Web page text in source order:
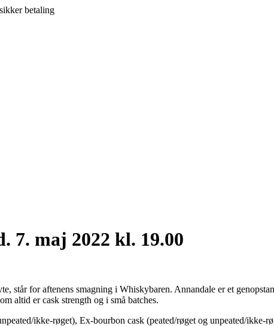
betaling
7. maj 2022 kl. 19.00
står for aftenens smagning i Whiskybaren. Annandale er et
altid er cask strength og i små batches.
ikke-røget), Ex-bourbon cask (peated/røget og unpeated/ikke-